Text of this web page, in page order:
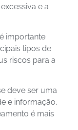
e a
importante
tipos de
riscos para a
deve ser uma
e informação.
é mais